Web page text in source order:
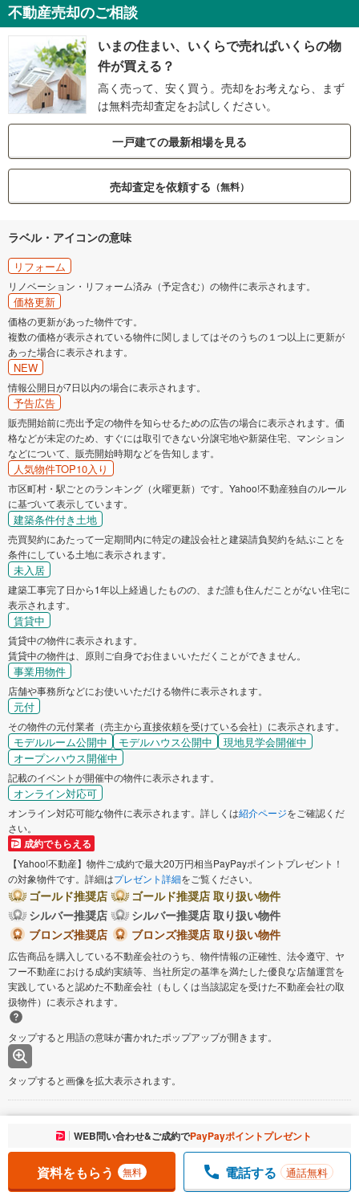
不動産売却のご相談
いまの住まい、いくらで売ればいくらの物
件が買える？
高く売って、安く買う。売却をお考えなら、まず
は無料売却査定をお試しください。
一戸建ての最新相場を見る
売却査定を依頼する （無料）
ラベル・アイコンの意味
リフォーム
リノベーション・リフォーム済み（予定含む）の物件に表示されます。
価格更新
価格の更新があった物件です。
複数の価格が表示されている物件に関しましてはそのうちの１つ以上に更新が
あった場合に表示されます。
NEW
情報公開日が7日以内の場合に表示されます。
予告広告
販売開始前に売出予定の物件を知らせるための広告の場合に表示されます。価
格などが未定のため、すぐには取引できない分譲宅地や新築住宅、マンション
などについて、販売開始時期などを告知します。
人気物件TOP10入り
市区町村・駅ごとのランキング（火曜更新）です。Yahoo!不動産独自のルール
に基づいて表示しています。
建築条件付き土地
売買契約にあたって一定期間内に特定の建設会社と建築請負契約を結ぶことを
条件にしている土地に表示されます。
未入居
建築工事完了日から1年以上経過したものの、まだ誰も住んだことがない住宅に
表示されます。
賃貸中
賃貸中の物件に表示されます。
賃貸中の物件は、原則ご自身でお住まいいただくことができません。
事業用物件
店舗や事務所などにお使いいただける物件に表示されます。
元付
その物件の元付業者（売主から直接依頼を受けている会社）に表示されます。
モデルルーム公開中 モデルハウス公開中
現地見学会開催中
オープンハウス開催中
記載のイベントが開催中の物件に表示されます。
オンライン対応可
オンライン対応可能な物件に表示されます。詳しくは紹介ページをご確認くだ
さい。
成約でもらえる
【Yahoo!不動産】物件ご成約で最大20万円相当PayPayポイントプレゼント！
の対象物件です。詳細はプレゼント詳細をご覧ください。
ゴールド推奨店
ゴールド推奨店 取り扱い物件
シルバー推奨店
シルバー推奨店 取り扱い物件
ブロンズ推奨店
ブロンズ推奨店 取り扱い物件
広告商品を購入している不動産会社のうち、物件情報の正確性、法令遵守、ヤ
フー不動産における成約実績等、当社所定の基準を満たした優良な店舗運営を
実践していると認めた不動産会社（もしくは当該認定を受けた不動産会社の取
扱物件）に表示されます。
タップすると用語の意味が書かれたポップアップが開きます。
タップすると画像を拡大表示されます。
ご注意
消費税および地方消費税の対象となる場合は税込み価格が表示されていま
す。
お気に入りに追加しました。 一覧を開く
WEB問い合わせ&ご成約でPayPayポイントプレゼント
資料をもらう 無料 電話する 通話無料